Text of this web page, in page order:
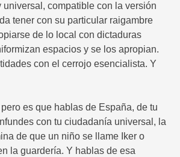
universal, compatible con la versión
tener con su particular raigambre
de lo local con dictaduras
espacios y se los apropian.
con el cerrojo esencialista. Y
es que hablas de España, de tu
con tu ciudadanía universal, la
de que un niño se llame Iker o
la guardería. Y hablas de esa